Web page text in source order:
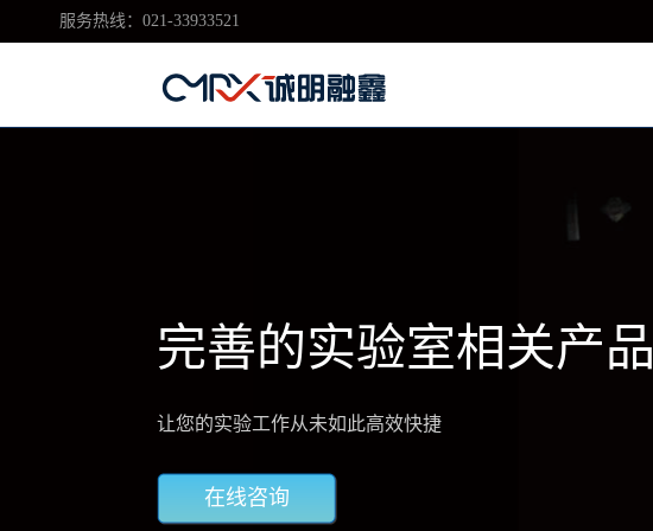
服务热线：021-33933521
完善的实验室相关产品
让您的实验工作从未如此高效快捷
在线咨询